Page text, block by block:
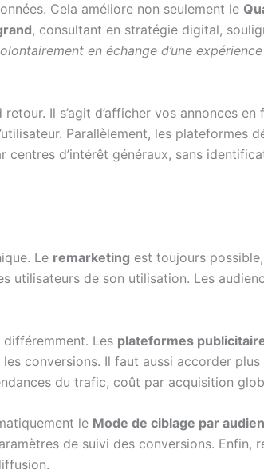
Cela améliore non seulement le
, consultant en stratégie digital,
en échange d’une
Il s’agit d’afficher vos annonces
Parallèlement, les plateformes
d’intérêt généraux, sans
Le remarketing est toujours
utilisateurs de son utilisation. Les
différemment. Les plateformes
conversions. Il faut aussi accorder plus
du trafic, coût par acquisition
le Mode de ciblage par
de suivi des conversions. Enfin,